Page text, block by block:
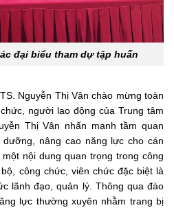
tham dự tập huấn
Nguyễn Thị Vân chào mừng toàn
người lao động của Trung tâm
Thị Vân nhấn mạnh tầm quan
nâng cao năng lực cho cán
nội dung quan trọng trong công
công chức, viên chức đặc biệt là
lãnh đạo, quản lý. Thông qua đào
lực thường xuyên nhằm trang bị